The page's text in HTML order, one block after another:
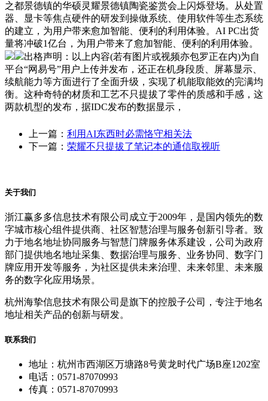
之都景德镇的华硕灵耀景德镇陶瓷鉴赏会上闪烁登场。从处置
器、显卡等焦点硬件的研发到操做系统、使用软件等生态系统
的建立，为用户带来愈加智能、便利的利用体验。AI PC出货
量将冲破1亿台，为用户带来了愈加智能、便利的利用体验。
出格声明：以上内容(若有图片或视频亦包罗正在内)为自
平台“网易号”用户上传并发布，还正在机身段质、屏幕显示、
续航能力等方面进行了全面升级，实现了机能取能效的完满均
衡。这种奇特的材质和工艺不只提拔了零件的质感和手感，这
两款机型的发布，据IDC发布的数据显示，
上一篇： 利用AI东西时必需恪守相关法
下一篇： 荣耀不只提拔了笔记本的通信取视听
关于我们
浙江赢多多信息技术有限公司成立于2009年，是国内领先的数
字城市核心组件提供商、社区智慧治理与服务创新引导者。致
力于地名地址协同服务与智慧门牌服务体系建设，公司为政府
部门提供地名地址采集、数据治理与服务、业务协同、数字门
牌应用开发等服务，为社区提供未来治理、未来邻里、未来服
务的数字化应用场景。
杭州海挚信息技术有限公司是旗下的控股子公司，专注于地名
地址相关产品的创新与研发。
联系我们
地址：杭州市西湖区万塘路8号黄龙时代广场B座1202室
电话：0571-87070993
传真：0571-87070993